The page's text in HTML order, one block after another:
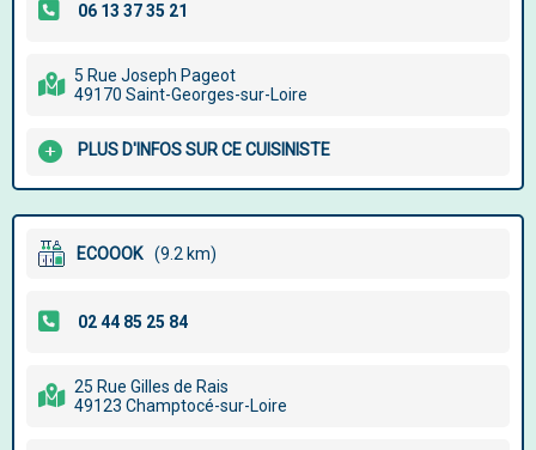
5 Rue Joseph Pageot
49170 Saint-Georges-sur-Loire
PLUS D'INFOS SUR CE CUISINISTE
ECOOOK (9.2 km)
25 Rue Gilles de Rais
49123 Champtocé-sur-Loire